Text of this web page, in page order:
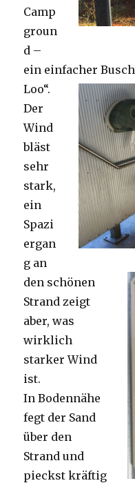
Camp
groun
d –
ein einfacher
Loo“.
Der
Wind
bläst
sehr
stark,
ein
Spazi
ergan
g an
den schönen
Strand zeigt
aber, was
wirklich
starker Wind
ist.
In Bodennähe
fegt der Sand
über den
Strand und
pieckst kräftig